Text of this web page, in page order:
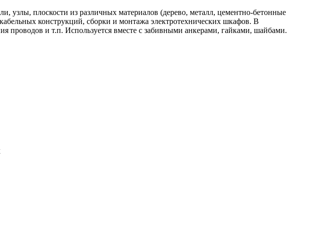
узлы, плоскости из различных материалов (дерево, металл, цементно-бетонные
конструкций, сборки и монтажа электротехнических шкафов. В
проводов и т.п. Используется вместе с забивными анкерами, гайками, шайбами.